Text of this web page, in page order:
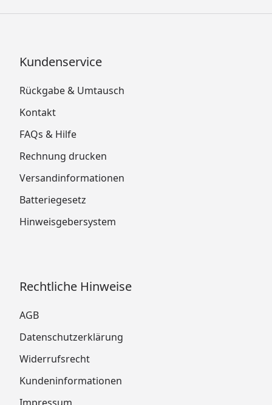
Kundenservice
Rückgabe & Umtausch
Kontakt
FAQs & Hilfe
Rechnung drucken
Versandinformationen
Batteriegesetz
Hinweisgebersystem
Rechtliche Hinweise
AGB
Datenschutzerklärung
Widerrufsrecht
Kundeninformationen